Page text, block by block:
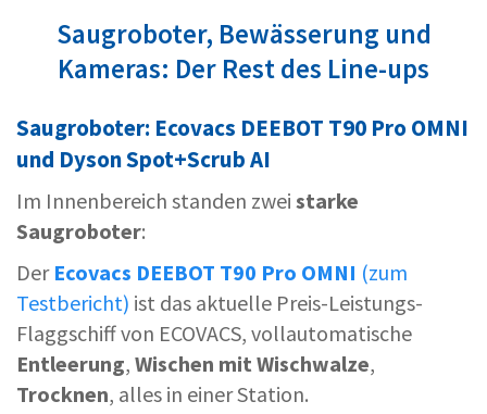
Saugroboter, Bewässerung und
Kameras: Der Rest des Line-ups
Saugroboter: Ecovacs DEEBOT T90 Pro OMNI
und Dyson Spot+Scrub AI
Im Innenbereich standen zwei starke
Saugroboter:
Der Ecovacs DEEBOT T90 Pro OMNI (zum
Testbericht) ist das aktuelle Preis-Leistungs-
Flaggschiff von ECOVACS, vollautomatische
Entleerung, Wischen mit Wischwalze,
Trocknen, alles in einer Station.